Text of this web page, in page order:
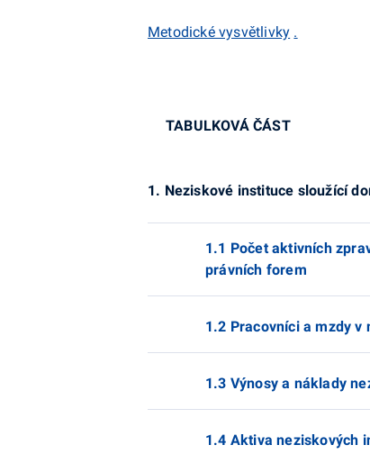
Metodické vysvětlivky .
TABULKOVÁ ČÁST
1. Neziskové instituce sloužící
1.1 Počet aktivních
právních forem
1.2 Pracovníci a mzdy
1.3 Výnosy a náklady
1.4 Aktiva neziskových